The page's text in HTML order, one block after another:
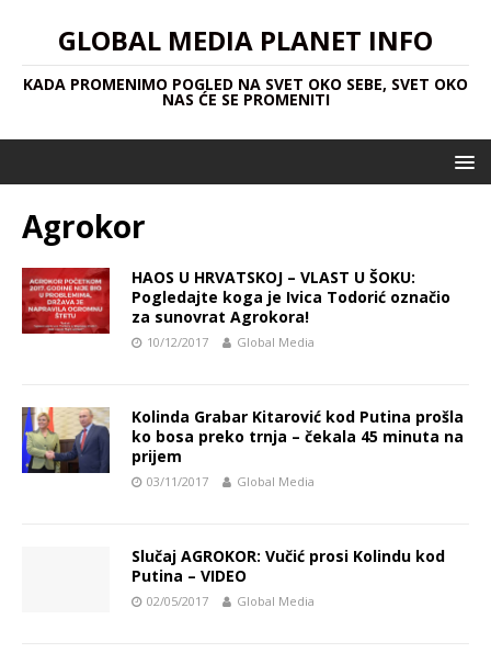
GLOBAL MEDIA PLANET INFO
KADA PROMENIMO POGLED NA SVET OKO SEBE, SVET OKO
NAS ĆE SE PROMENITI
Agrokor
HAOS U HRVATSKOJ – VLAST U ŠOKU:
Pogledajte koga je Ivica Todorić označio
za sunovrat Agrokora!
10/12/2017 Global Media
Kolinda Grabar Kitarović kod Putina prošla
ko bosa preko trnja – čekala 45 minuta na
prijem
03/11/2017 Global Media
Slučaj AGROKOR: Vučić prosi Kolindu kod
Putina – VIDEO
02/05/2017 Global Media